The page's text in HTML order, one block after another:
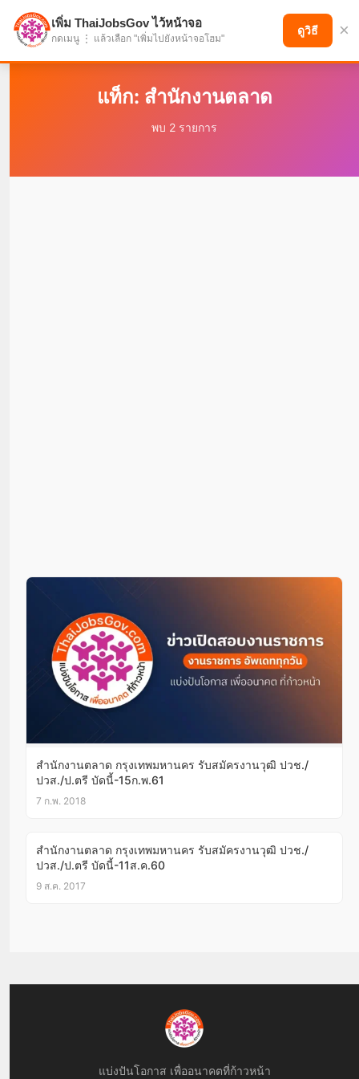
แบ่งปันโอกาส เพื่ออนาคตที่ก้าวหน้า
แท็ก: สำนักงานตลาด
พบ 2 รายการ
สำนักงานตลาด กรุงเทพมหานคร รับสมัครงานวุฒิ ปวช./
ปวส./ป.ตรี บัดนี้-15ก.พ.61
7 ก.พ. 2018
สำนักงานตลาด กรุงเทพมหานคร รับสมัครงานวุฒิ ปวช./
ปวส./ป.ตรี บัดนี้-11ส.ค.60
9 ส.ค. 2017
แบ่งปันโอกาส เพื่ออนาคตที่ก้าวหน้า
เพิ่ม ThaiJobsGov ไว้หน้าจอ
กดเมนู ⋮ แล้วเลือก "เพิ่มไปยังหน้าจอโฮม"
ดูวิธี ×